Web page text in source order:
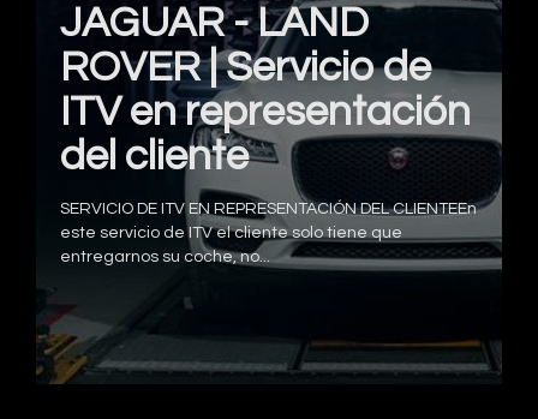
JAGUAR - LAND
ROVER | Servicio de
ITV en representación
del cliente
SERVICIO DE ITV EN REPRESENTACIÓN DEL CLIENTEEn
este servicio de ITV el cliente solo tiene que
entregarnos su coche, no...